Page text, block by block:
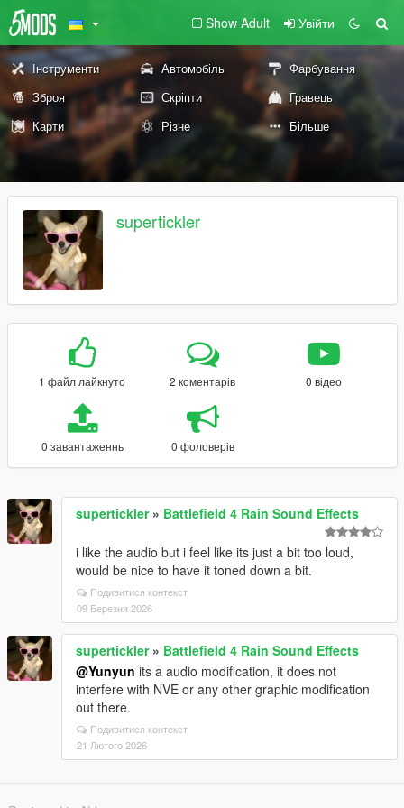
Show Adult Увійти
Інструменти Автомобіль
Фарбування
Зброя
Скріпти
Гравець
Карти
Різне Більше
supertickler
1 файл лайкнуто 2 коментарів 0 відео
0 завантаженнь 0 фоловерів
supertickler» Battlefield 4 Rain Sound Effects
i like the audio but i feel like its just a bit too loud,
would be nice to have it toned down a bit.
Подивитися контекст
09 Березня 2026
supertickler» Battlefield 4 Rain Sound Effects
@Yunyun its a audio modification, it does not
interfere with NVE or any other graphic modification
out there.
Подивитися контекст
21 Лютого 2026